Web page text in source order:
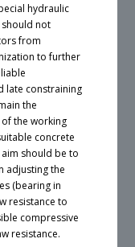
hydraulic
should not
from
to further
late constraining
the
the working
concrete
should be to
adjusting the
(bearing in
resistance to
compressive
resistance.